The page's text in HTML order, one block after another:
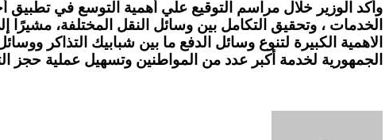
وأكد الوزير خلال مراسم التوقيع علي أهمية التوسع في
الخدمات ، وتحقيق التكامل بين وسائل النقل المختلفة، مشيرًا
الاهمية الكبيرة لتنوع وسائل الدفع ما بين شبابيك التذاكر
الجمهورية لخدمة أكبر عدد من المواطنين وتسهيل عملية حجز